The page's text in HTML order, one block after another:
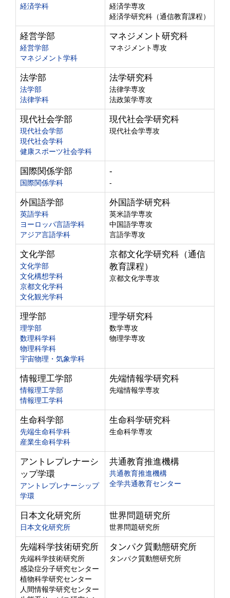
経済学科
経済学専攻
経済学研究科（通信教育課程）
経営学部
経営学部
マネジメント学科
マネジメント研究科
マネジメント専攻
法学部
法学部
法律学科
法学研究科
法律学専攻
法政策学専攻
現代社会学部
現代社会学部
現代社会学科
健康スポーツ社会学科
現代社会学研究科
現代社会学専攻
国際関係学部
国際関係学科
-
-
外国語学部
英語学科
ヨーロッパ言語学科
アジア言語学科
外国語学研究科
英米語学専攻
中国語学専攻
言語学専攻
文化学部
文化学部
文化構想学科
京都文化学科
文化観光学科
京都文化学研究科（通信
教育課程）
京都文化学専攻
理学部
理学部
数理科学科
物理科学科
宇宙物理・気象学科
理学研究科
数学専攻
物理学専攻
情報理工学部
情報理工学部
情報理工学科
先端情報学研究科
先端情報学専攻
生命科学部
先端生命科学科
産業生命科学科
生命科学研究科
生命科学専攻
アントレプレナーシ
ップ学環
アントレプレナーシップ
学環
共通教育推進機構
共通教育推進機構
全学共通教育センター
日本文化研究所
日本文化研究所
世界問題研究所
世界問題研究所
先端科学技術研究所
先端科学技術研究所
感染症分子研究センター
植物科学研究センター
人間情報学研究センター
タンパク質動態研究所
タンパク質動態研究所